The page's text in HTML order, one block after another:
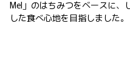
Mel」のはちみつをベースに、
した食べ心地を目指しました。